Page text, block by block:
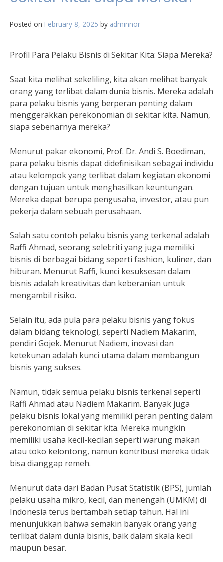
Posted on February 8, 2025 by adminnor
Profil Para Pelaku Bisnis di Sekitar Kita: Siapa Mereka?
Saat kita melihat sekeliling, kita akan melihat banyak
orang yang terlibat dalam dunia bisnis. Mereka adalah
para pelaku bisnis yang berperan penting dalam
menggerakkan perekonomian di sekitar kita. Namun,
siapa sebenarnya mereka?
Menurut pakar ekonomi, Prof. Dr. Andi S. Boediman,
para pelaku bisnis dapat didefinisikan sebagai individu
atau kelompok yang terlibat dalam kegiatan ekonomi
dengan tujuan untuk menghasilkan keuntungan.
Mereka dapat berupa pengusaha, investor, atau pun
pekerja dalam sebuah perusahaan.
Salah satu contoh pelaku bisnis yang terkenal adalah
Raffi Ahmad, seorang selebriti yang juga memiliki
bisnis di berbagai bidang seperti fashion, kuliner, dan
hiburan. Menurut Raffi, kunci kesuksesan dalam
bisnis adalah kreativitas dan keberanian untuk
mengambil risiko.
Selain itu, ada pula para pelaku bisnis yang fokus
dalam bidang teknologi, seperti Nadiem Makarim,
pendiri Gojek. Menurut Nadiem, inovasi dan
ketekunan adalah kunci utama dalam membangun
bisnis yang sukses.
Namun, tidak semua pelaku bisnis terkenal seperti
Raffi Ahmad atau Nadiem Makarim. Banyak juga
pelaku bisnis lokal yang memiliki peran penting dalam
perekonomian di sekitar kita. Mereka mungkin
memiliki usaha kecil-kecilan seperti warung makan
atau toko kelontong, namun kontribusi mereka tidak
bisa dianggap remeh.
Menurut data dari Badan Pusat Statistik (BPS), jumlah
pelaku usaha mikro, kecil, dan menengah (UMKM) di
Indonesia terus bertambah setiap tahun. Hal ini
menunjukkan bahwa semakin banyak orang yang
terlibat dalam dunia bisnis, baik dalam skala kecil
maupun besar.